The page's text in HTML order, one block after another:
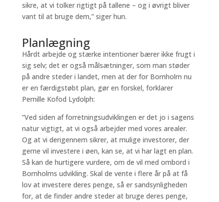
sikre, at vi tolker rigtigt på tallene – og i øvrigt bliver
vant til at bruge dem,” siger hun.
Planlægning
Hårdt arbejde og stærke intentioner bærer ikke frugt i
sig selv; det er også målsætninger, som man støder
på andre steder i landet, men at der for Bornholm nu
er en færdigstøbt plan, gør en forskel, forklarer
Pernille Kofod Lydolph:
”Ved siden af forretningsudviklingen er det jo i sagens
natur vigtigt, at vi også arbejder med vores arealer.
Og at vi derigennem sikrer, at mulige investorer, der
gerne vil investere i øen, kan se, at vi har lagt en plan.
Så kan de hurtigere vurdere, om de vil med ombord i
Bornholms udvikling. Skal de vente i flere år på at få
lov at investere deres penge, så er sandsynligheden
for, at de finder andre steder at bruge deres penge,